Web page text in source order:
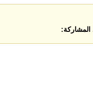
المشاركة: